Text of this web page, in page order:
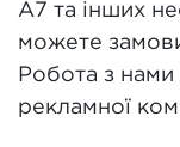
А7 та інших
можете
Робота з нами
рекламної